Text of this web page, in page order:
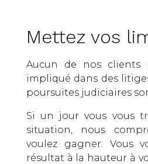
Mettez vos
Aucun de nos clients
impliqué dans des
poursuites judiciaires
Si un jour vous vous
situation, nous
voulez gagner. Vous
résultat à la hauteur à